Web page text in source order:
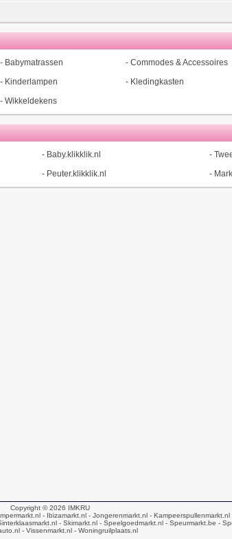
- Babymatrassen - Commodes & Accessoires
- Kinderlampen - Kledingkasten
- Wikkeldekens
- Baby.klikklik.nl -
- Peuter.klikklik.nl -
Copyright © 2026 IMKRU
- Ibizamarkt.nl - Jongerenmarkt.nl - Kampeerspullenmarkt.nl
- Skimarkt.nl- Speelgoedmarkt.nl- Speurmarkt.be -
- Vissenmarkt.nl- Woningruilplaats.nl